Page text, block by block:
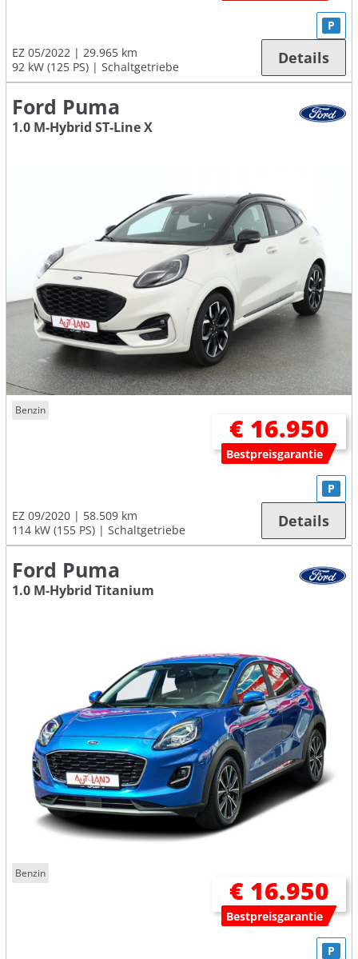
EZ 05/2022
29.965 km
92 kW (125 PS)
Schaltgetriebe
P
Details
Ford Puma
1.0 M-Hybrid ST-Line X
Benzin
€ 16.950
Bestpreisgarantie
EZ 09/2020
58.509 km
114 kW (155 PS)
Schaltgetriebe
P
Details
Ford Puma
1.0 M-Hybrid Titanium
Benzin
€ 16.950
Bestpreisgarantie
P